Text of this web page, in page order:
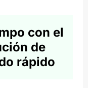
con el
de
rápido